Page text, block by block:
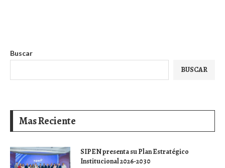
Buscar
BUSCAR
Mas Reciente
SIPEN presenta su Plan Estratégico
Institucional 2026-2030